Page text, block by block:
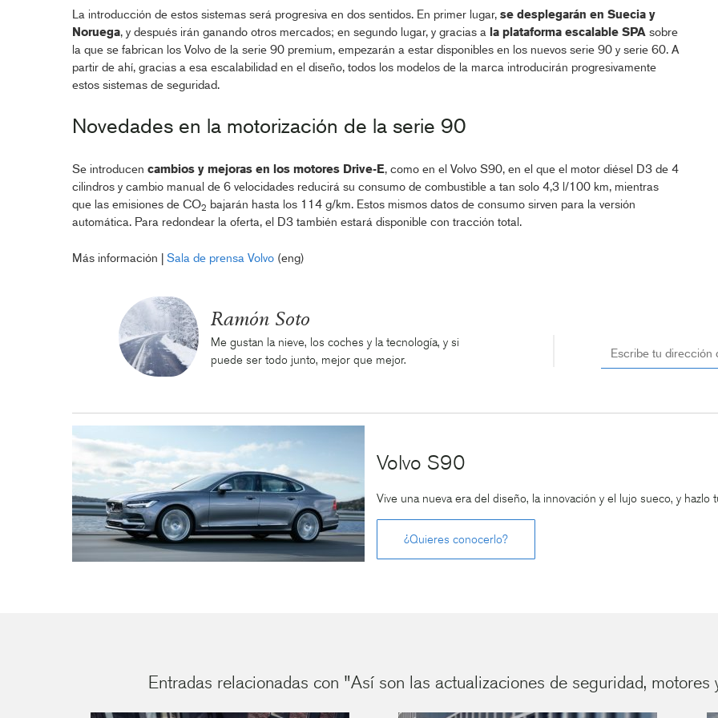
La introducción de estos sistemas será progresiva en dos sentidos. En primer lugar, se desplegarán en Suecia y
Noruega, y después irán ganando otros mercados; en segundo lugar, y gracias a la plataforma escalable SPA sobre
la que se fabrican los Volvo de la serie 90 premium, empezarán a estar disponibles en los nuevos serie 90 y serie 60. A
partir de ahí, gracias a esa escalabilidad en el diseño, todos los modelos de la marca introducirán progresivamente
estos sistemas de seguridad.
Novedades en la motorización de la serie 90
Se introducen cambios y mejoras en los motores Drive-E, como en el Volvo S90, en el que el motor diésel D3 de 4
cilindros y cambio manual de 6 velocidades reducirá su consumo de combustible a tan solo 4,3 l/100 km, mientras
que las emisiones de CO2 bajarán hasta los 114 g/km. Estos mismos datos de consumo sirven para la versión
automática. Para redondear la oferta, el D3 también estará disponible con tracción total.
Más información | Sala de prensa Volvo(eng)
Ramón Soto
Me gustan la nieve, los coches y la tecnología, y si
puede ser todo junto, mejor que mejor.
Volvo S90
Vive una nueva era del diseño, la innovación y el lujo sueco, y hazlo
¿Quieres conocerlo?
Entradas relacionadas con "Así son las actualizaciones de seguridad,